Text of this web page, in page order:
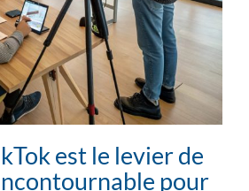
est le levier de
pour